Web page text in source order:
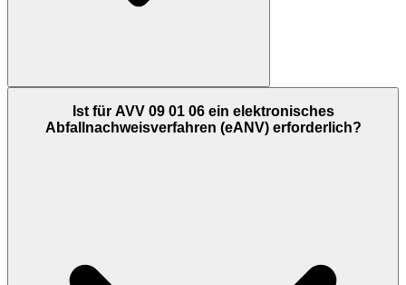
Ist für AVV 09 01 06 ein elektronisches
Abfallnachweisverfahren (eANV) erforderlich?